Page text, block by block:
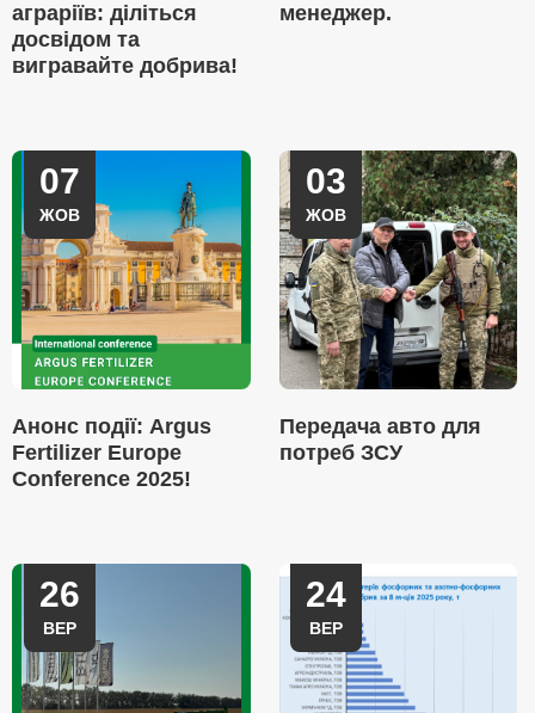
аграріїв: діліться
досвідом та
вигравайте добрива!
менеджер.
07
ЖОВ
Анонс події: Argus
Fertilizer Europe
Conference 2025!
03
ЖОВ
Передача авто для
потреб ЗСУ
26
ВЕР
24
ВЕР